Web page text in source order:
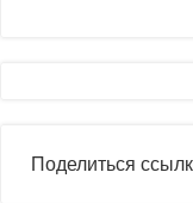
Поделиться